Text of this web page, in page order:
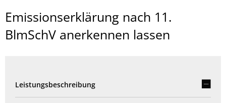
Emissionserklärung nach 11.
BlmSchV anerkennen lassen
Leistungsbeschreibung